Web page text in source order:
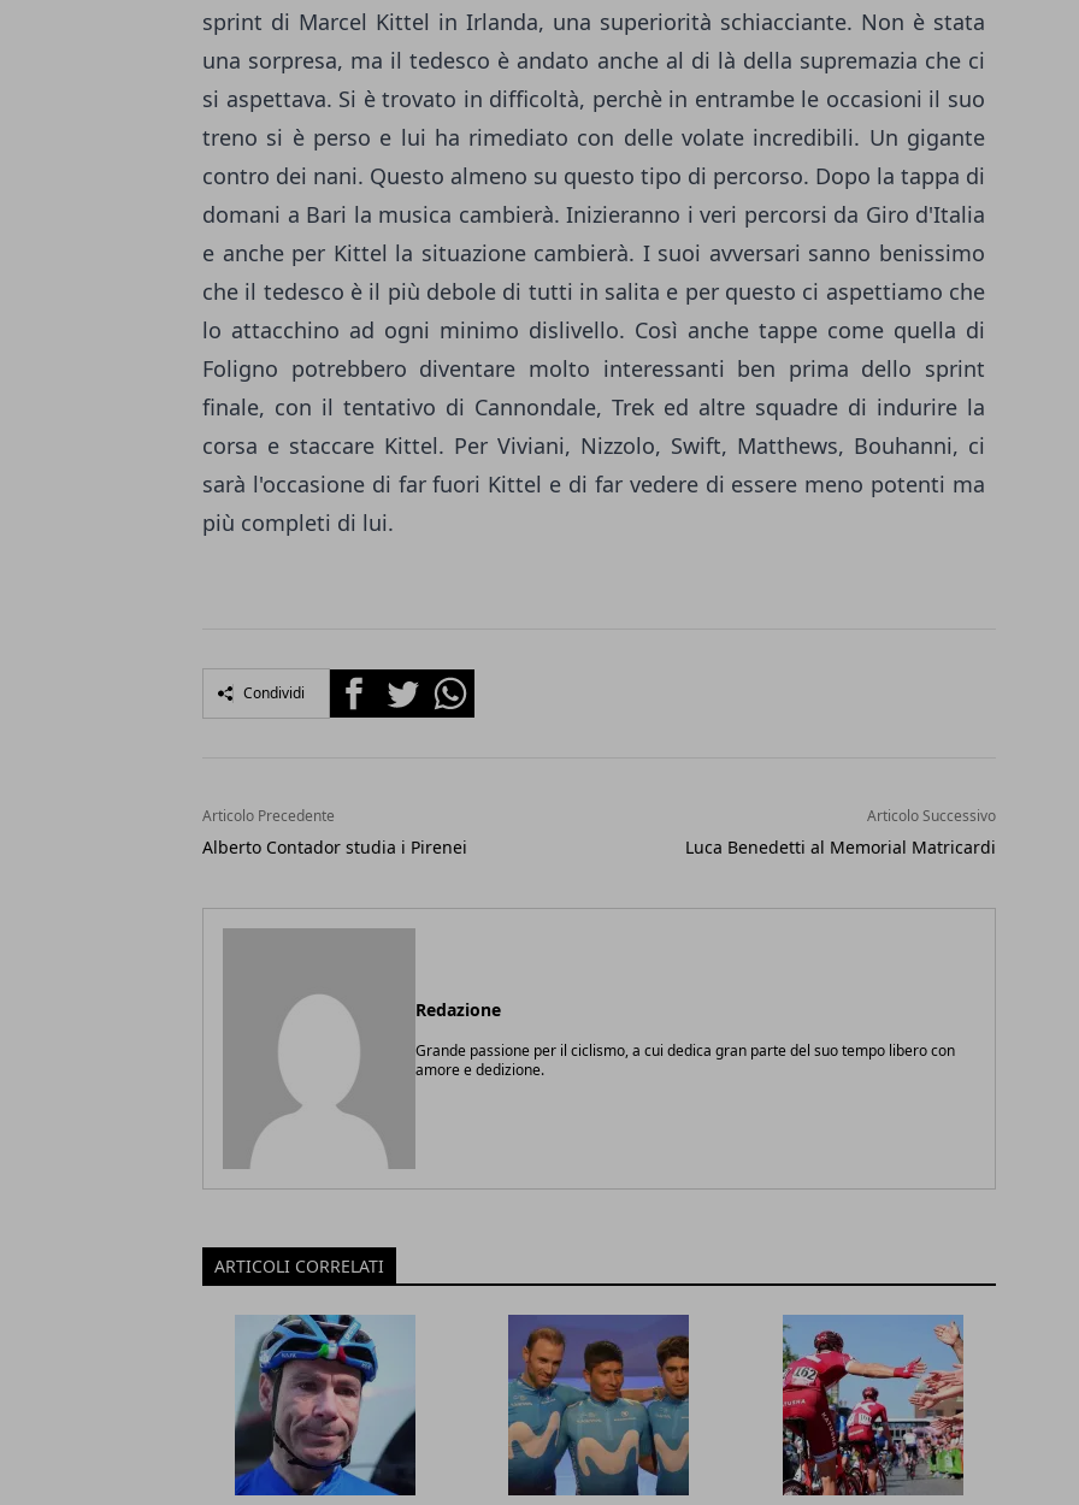
sprint di Marcel Kittel in Irlanda, una superiorità schiacciante. Non è stata
una sorpresa, ma il tedesco è andato anche al di là della supremazia che ci
si aspettava. Si è trovato in difficoltà, perchè in entrambe le occasioni il suo
treno si è perso e lui ha rimediato con delle volate incredibili. Un gigante
contro dei nani. Questo almeno su questo tipo di percorso. Dopo la tappa di
domani a Bari la musica cambierà. Inizieranno i veri percorsi da Giro d'Italia
e anche per Kittel la situazione cambierà. I suoi avversari sanno benissimo
che il tedesco è il più debole di tutti in salita e per questo ci aspettiamo che
lo attacchino ad ogni minimo dislivello. Così anche tappe come quella di
Foligno potrebbero diventare molto interessanti ben prima dello sprint
finale, con il tentativo di Cannondale, Trek ed altre squadre di indurire la
corsa e staccare Kittel. Per Viviani, Nizzolo, Swift, Matthews, Bouhanni, ci
sarà l'occasione di far fuori Kittel e di far vedere di essere meno potenti ma
più completi di lui.
Condividi FacebookTwitterWhatsapp
Articolo Precedente
Alberto Contador studia i Pirenei
Articolo Successivo
Luca Benedetti al Memorial Matricardi
Redazione
Grande passione per il ciclismo, a cui dedica gran parte del suo tempo libero con
amore e dedizione.
ARTICOLI CORRELATI